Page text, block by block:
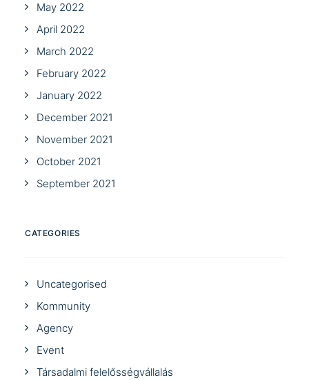
May 2022
April 2022
March 2022
February 2022
January 2022
December 2021
November 2021
October 2021
September 2021
CATEGORIES
Uncategorised
Kommunity
Agency
Event
Társadalmi felelősségvállalás